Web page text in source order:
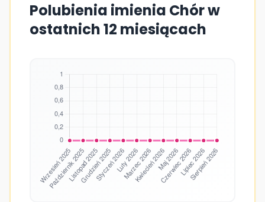
Polubienia imienia Chór w
ostatnich 12 miesiącach